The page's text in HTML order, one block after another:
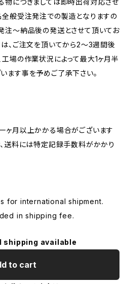
物につきましては即時出荷対応させ
全般受注発注での製造となりますの
注〜納品後の発送とさせて頂いてお
は、ご注文を頂いてから2〜3週間後
工場の作業状況によって最大1ヶ月半
ます事を予めご了承下さい。
ヶ月以上かかる場合がございます
送料には特定記録手数料がかかり
for international shipment.
in shipping fee.
shipping available
to cart